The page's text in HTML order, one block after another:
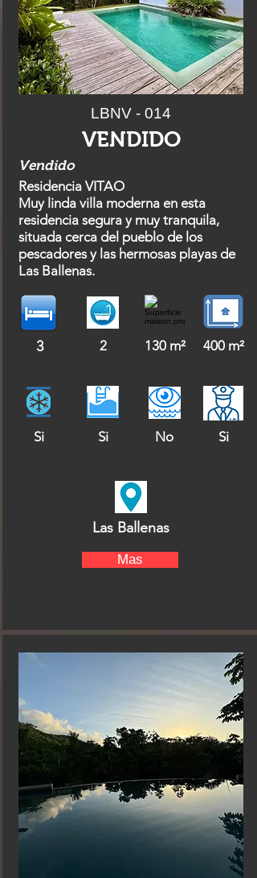
LBNV - 014
VENDIDO
Vendido
Residencia VITAO
Muy linda villa moderna en esta
residencia segura y muy tranquila,
situada cerca del pueblo de los
pescadores y las hermosas playas de
Las Ballenas.
3 2 130 m² 400 m²
Si Si No Si
Las Ballenas
Mas